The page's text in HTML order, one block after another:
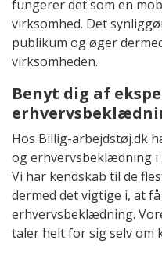
fungerer det som en
virksomhed. Det
publikum og øger
virksomheden.
Benyt dig af
Hos Billig-arbejdstøj.dk
og erhvervsbeklædning i
Vi har kendskab til de
dermed det vigtige i, at
erhvervsbeklædning.
taler helt for sig selv om